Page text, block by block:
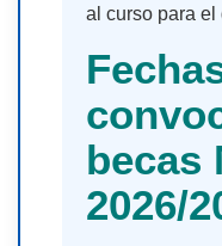
al curso para el
becas
2026/